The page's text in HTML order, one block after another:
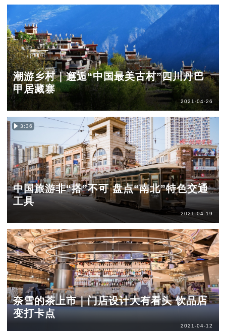
潮游乡村｜邂逅“中国最美古村”四川丹巴
甲居藏寨
2021-04-26
3:36
中国旅游非“搭”不可 盘点“南北”特色交通
工具
2021-04-19
奈雪的茶上市｜门店设计大有看头 饮品店
变打卡点
2021-04-12